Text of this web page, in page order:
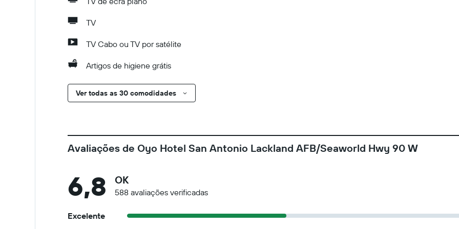
TV
TV Cabo ou TV por satélite
Artigos de higiene grátis
Ver todas as 30 comodidades
Avaliações de Oyo Hotel San Antonio Lackland AFB/Seaworld Hwy 90 W
6,8 OK
588 avaliações verificadas
Excelente